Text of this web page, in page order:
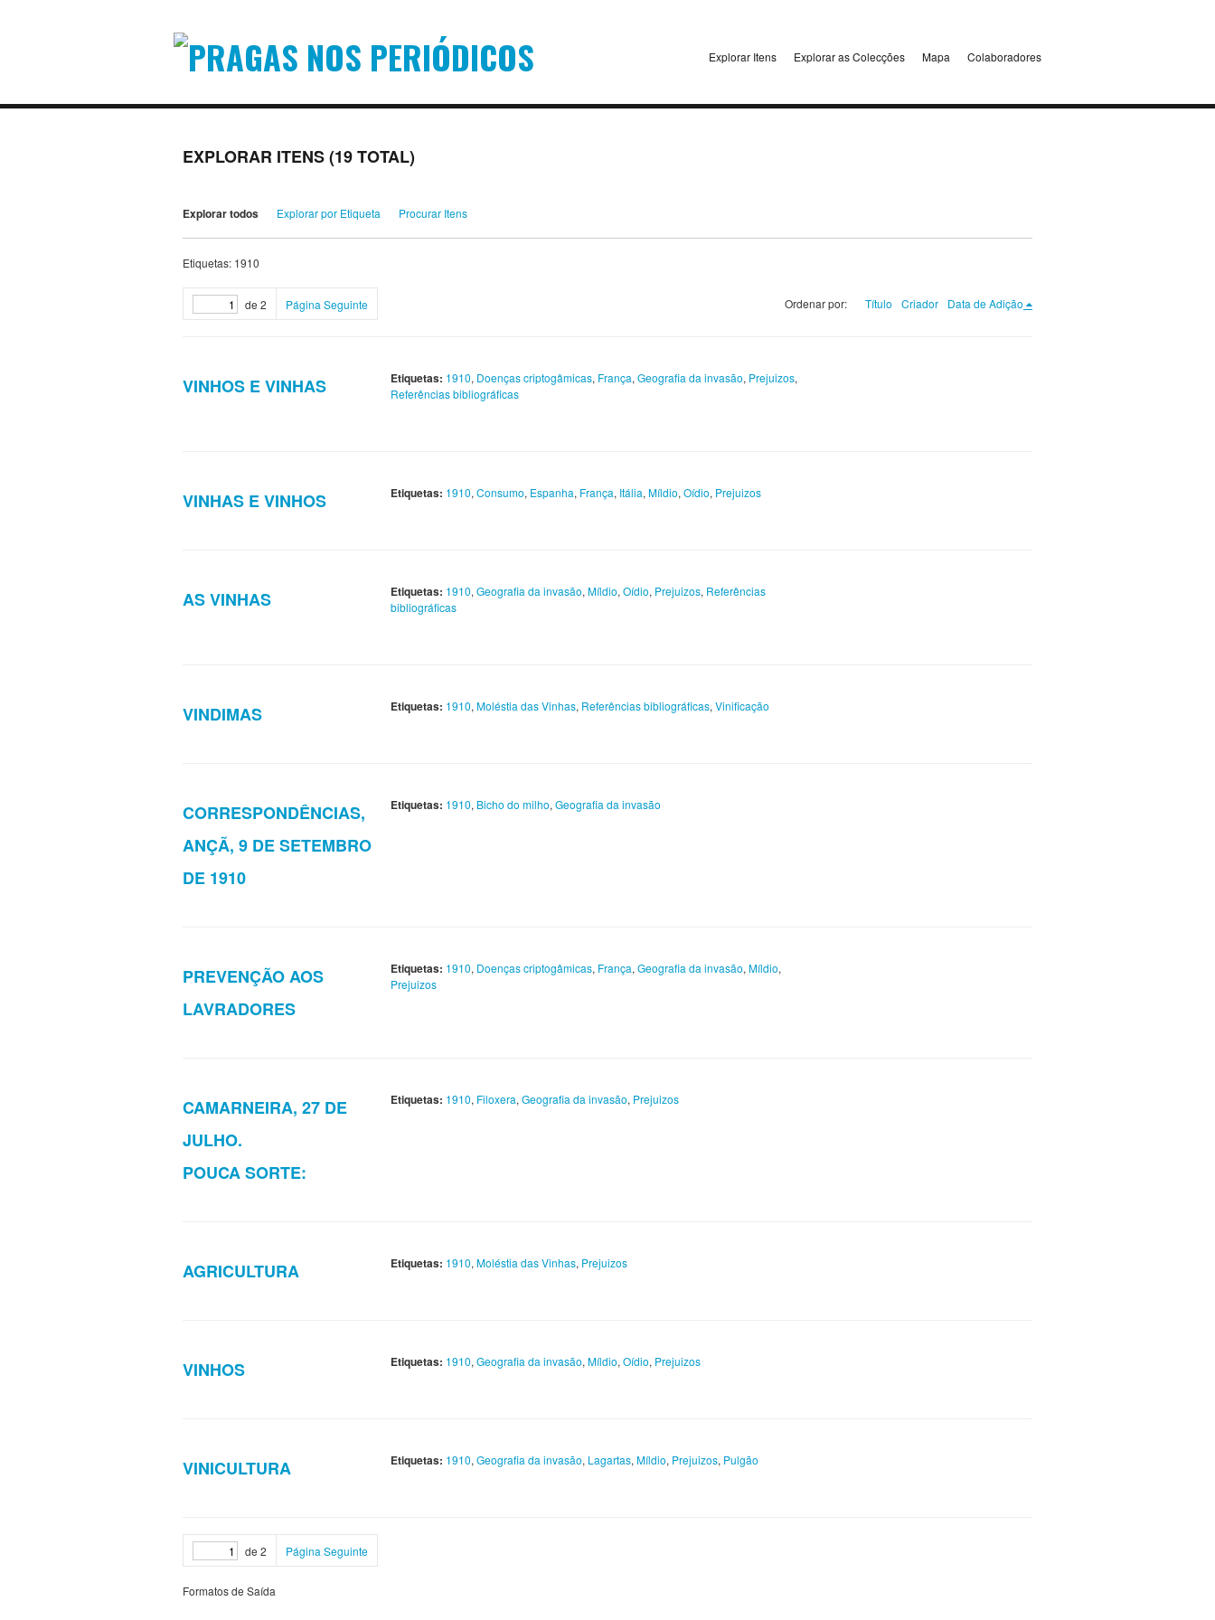
Explorar Itens Explorar as Colecções Mapa Colaboradores
EXPLORAR ITENS (19 TOTAL)
Explorar todos Explorar por Etiqueta Procurar Itens
Etiquetas: 1910
de 2 Página Seguinte Ordenar por: Título Criador Data de Adição
VINHOS E VINHAS Etiquetas: 1910, Doenças criptogâmicas, França, Geografia da invasão, Prejuizos,
Referências bibliográficas
VINHAS E VINHOS Etiquetas: 1910, Consumo, Espanha, França, Itália, Míldio, Oídio, Prejuizos
AS VINHAS Etiquetas: 1910, Geografia da invasão, Míldio, Oídio, Prejuizos, Referências
bibliográficas
VINDIMAS Etiquetas: 1910, Moléstia das Vinhas, Referências bibliográficas, Vinificação
CORRESPONDÊNCIAS,
ANÇÃ, 9 DE SETEMBRO
DE 1910
Etiquetas: 1910, Bicho do milho, Geografia da invasão
PREVENÇÃO AOS
LAVRADORES
Etiquetas: 1910, Doenças criptogâmicas, França, Geografia da invasão, Míldio,
Prejuizos
CAMARNEIRA, 27 DE
JULHO.
POUCA SORTE:
Etiquetas: 1910, Filoxera, Geografia da invasão, Prejuizos
AGRICULTURA Etiquetas: 1910, Moléstia das Vinhas, Prejuizos
VINHOS Etiquetas: 1910, Geografia da invasão, Míldio, Oídio, Prejuizos
VINICULTURA Etiquetas: 1910, Geografia da invasão, Lagartas, Míldio, Prejuizos, Pulgão
de 2 Página Seguinte
Formatos de Saída